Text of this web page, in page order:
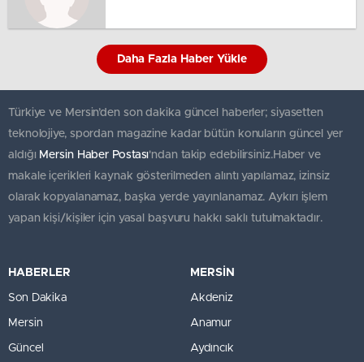
Daha Fazla Haber Yükle
Türkiye ve Mersin’den son dakika güncel haberler; siyasetten
teknolojiye, spordan magazine kadar bütün konuların güncel yer
aldığı Mersin Haber Postası'ndan takip edebilirsiniz.Haber ve
makale içerikleri kaynak gösterilmeden alıntı yapılamaz, izinsiz
olarak kopyalanamaz, başka yerde yayınlanamaz. Aykırı işlem
yapan kişi/kişiler için yasal başvuru hakkı saklı tutulmaktadır.
HABERLER
Son Dakika
Mersin
Güncel
MERSİN
Akdeniz
Anamur
Aydıncık